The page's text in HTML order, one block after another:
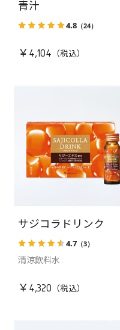
青汁
4.8 （24）
￥4,104
サジコラドリンク
4.7 （3）
清涼飲料水
￥4,320